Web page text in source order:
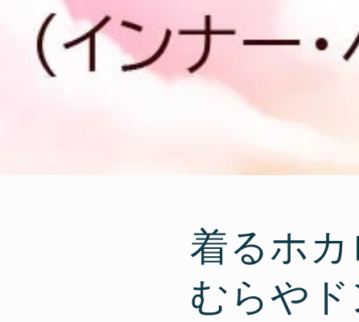
着るホ
むらや